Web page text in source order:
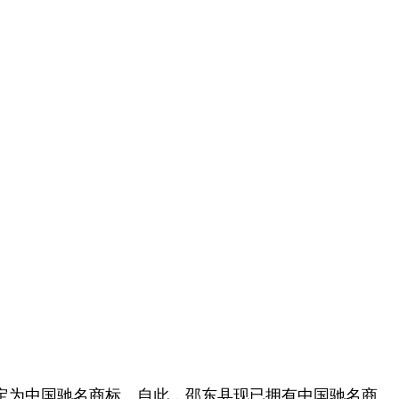
为中国驰名商标。自此，邵东县现已拥有中国驰名商